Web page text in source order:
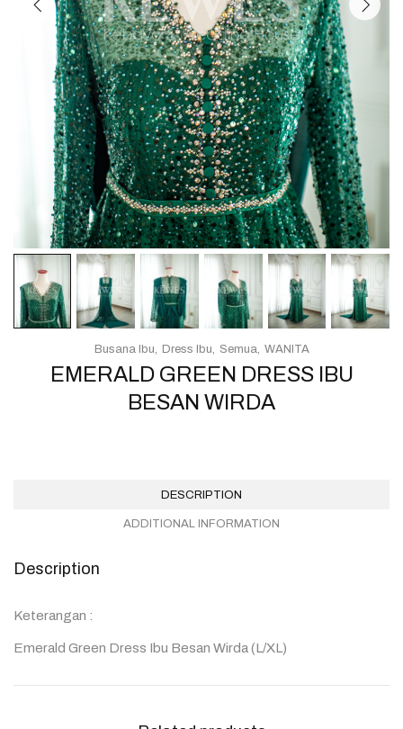
EMERALD GREEN DRESS IBU
BESAN WIRDA
Busana Ibu Dress Ibu Semua WANITA
DESCRIPTION
ADDITIONAL INFORMATION
Description
Keterangan :
Emerald Green Dress Ibu Besan Wirda (L/XL)